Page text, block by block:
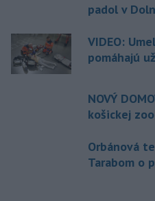
padol v
VIDEO:
pomáhajú
NOVÝ
košickej
Orbánová
Tarabom o